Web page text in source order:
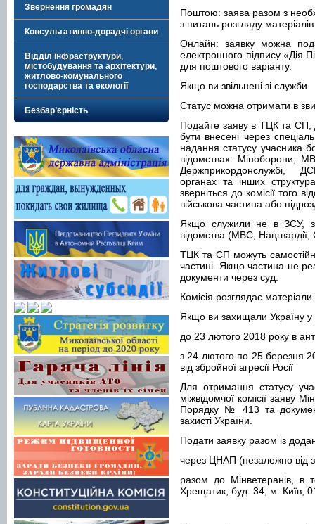
Звернення громадян
Консультативно-дорадчі органи
Відділ інфраструктури,
містобудування та архітектури,
житлово-комунального
господарства та екології
Безбар’єрність
Поштою: заява разом з
з питань розгляду
Онлайн: заявку можна
електронного підпису
для поштового варіанту.
Якщо ви звільнені зі служби
Статус можна отримати в
Подайте заяву в ТЦК та СП,
бути внесені через
надання статусу учасника
відомствах: Міноборони,
Держприкордонслужбі,
органах та інших
зверніться до комісії того
військова частина або
Якщо служили не в ЗСУ,
відомства (МВС,
ТЦК та СП можуть самостійно
частині. Якщо частина не
документи через суд.
Комісія розглядає
Якщо ви захищали Україну у
до 23 лютого 2018 року в
з 24 лютого по 25 березня
від збройної агресії Росії
Для отримання статусу
міжвідомчої комісії заяву
Порядку № 413 та
захисті України.
Подати заявку разом із
через ЦНАП (незалежно від
разом до Мінветеранів, в
Хрещатик, буд. 34, м. Київ,